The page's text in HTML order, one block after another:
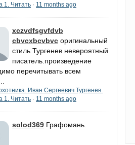
1. Читать · 11 months ago
xczvdfsgvfdvb
cbvcxbcvbvc оригинальный
стиль Тургенев невероятный
писатель.произведение
перечитывать всем
Иван Сергеевич Тургенев.
1. Читать · 11 months ago
solod369 Графомань.